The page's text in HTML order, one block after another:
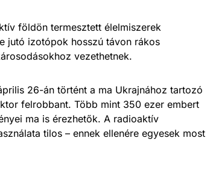
földön termesztett élelmiszerek
jutó izotópok hosszú távon rákos
vezethetnek.
26-án történt a ma Ukrajnához tartozó
felrobbant. Több mint 350 ezer embert
ma is érezhetők. A radioaktív
tilos – ennek ellenére egyesek most